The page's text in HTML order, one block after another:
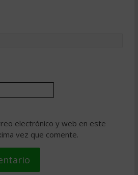
electrónico y web en este
vez que comente.